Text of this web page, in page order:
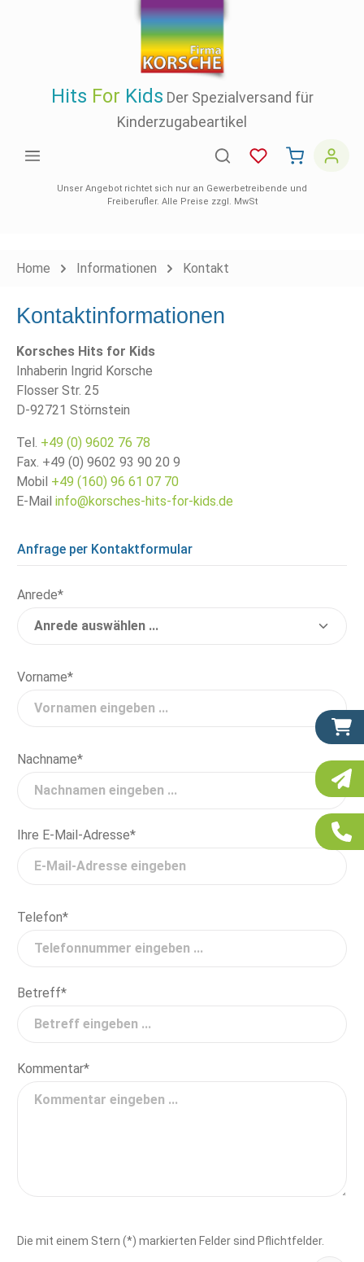
Hits For Kids Der Spezialversand für
Kinderzugabeartikel
Unser Angebot richtet sich nur an Gewerbetreibende und
Freiberufler. Alle Preise zzgl. MwSt
Home Informationen Kontakt
Kontaktinformationen
Korsches Hits for Kids
Inhaberin Ingrid Korsche
Flosser Str. 25
D-92721 Störnstein
Tel. +49 (0) 9602 76 78
Fax. +49 (0) 9602 93 90 20 9
Mobil +49 (160) 96 61 07 70
E-Mail info@korsches-hits-for-kids.de
Anfrage per Kontaktformular
Anrede*
Vorname*
Nachname*
Ihre E-Mail-Adresse*
Telefon*
Betreff*
Kommentar*
Die mit einem Stern (*) markierten Felder sind Pflichtfelder.